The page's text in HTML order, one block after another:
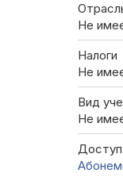
Не
Налоги
Не
Вид
Не